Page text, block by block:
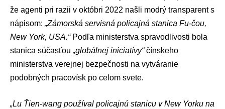
že agenti pri razii v októbri 2022 našli modrý transparent s
nápisom: „Zámorská servisná policajná stanica Fu-čou,
New York, USA.“Podľa ministerstva spravodlivosti bola
stanica súčasťou „globálnej iniciatívy“čínskeho
ministerstva verejnej bezpečnosti na vytváranie
podobných pracovísk po celom svete.
„Lu Ťien-wang používal policajnú stanicu v New Yorku na